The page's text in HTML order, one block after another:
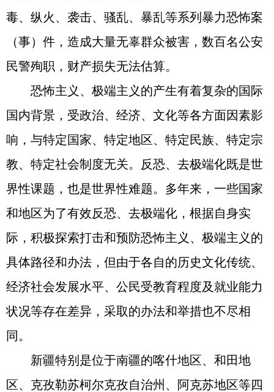
毒、纵火、袭击、骚乱、暴乱等系列暴力恐怖案
（事）件，造成大量无辜群众被害，数百名公安
民警殉职，财产损失无法估算。
恐怖主义、极端主义的产生有着复杂的国际
国内背景，受政治、经济、文化等各方面因素影
响，与特定国家、特定地区、特定民族、特定宗
教、特定社会制度无关。反恐、去极端化既是世
界性课题，也是世界性难题。多年来，一些国家
和地区为了有效反恐、去极端化，根据自身实
际，积极探索打击和预防恐怖主义、极端主义的
具体路径和办法，但由于各自的历史文化传统、
经济社会发展水平、公民受教育程度及就业能力
状况等存在差异，采取的办法和举措也不尽相
同。
新疆特别是位于南疆的喀什地区、和田地
区、克孜勒苏柯尔克孜自治州、阿克苏地区等四